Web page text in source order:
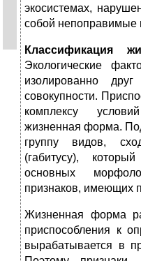
экосистемах,
собой непоправимые
Классификация
Экологические
изолированно
совокупности.
комплексу
жизненная форма.
группу видов,
(габитусу),
основных
признаков, имеющих
Жизненная форма
приспособления к
вырабатывается в